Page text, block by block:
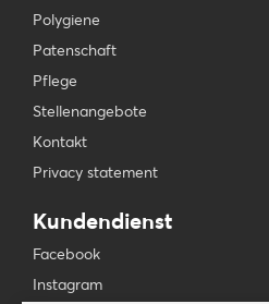
Polygiene
Patenschaft
Pflege
Stellenangebote
Kontakt
Privacy statement
Kundendienst
Facebook
Instagram